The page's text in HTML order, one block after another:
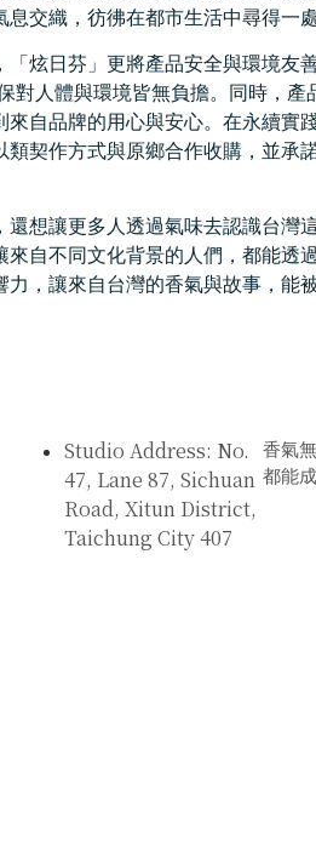
交織，彷彿在都市生活中尋得一
炫日芬」更將產品安全與環境
對人體與環境皆無負擔。同時，
自品牌的用心與安心。在永續
契作方式與原鄉合作收購，並
還想讓更多人透過氣味去認識台
自不同文化背景的人們，都能
，讓來自台灣的香氣與故事，
Studio Address: No.
47, Lane 87, Sichuan
Road, Xitun District,
Taichung City 407
香氣
都能